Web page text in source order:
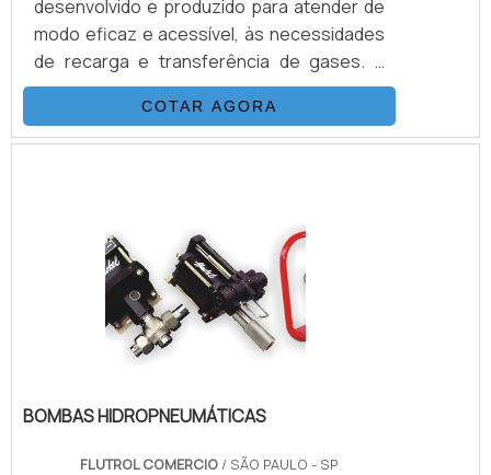
desenvolvido e produzido para atender de
modo eficaz e acessível, às necessidades
de recarga e transferência de gases. É
possível verificar quais as aplicções a
seguir: Recarga de N2 em disjuntores
Carga de Acumuladores Transferência de
IMPORTANTES SOBRE O
PRODUTOAcionado a ar comprimido, tem o
mesmo princípio de funcionamento que as
bombas hidropn.
COTAR AGORA
BOMBAS HIDROPNEUMÁTICAS
FLUTROL COMERCIO / SÃO PAULO - SP